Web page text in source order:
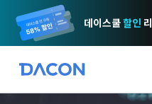
데이스쿨할인